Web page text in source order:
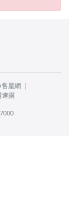
屋網
速購